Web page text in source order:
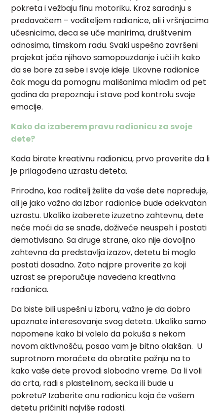
pokreta i vežbaju finu motoriku. Kroz saradnju s
predavačem – voditeljem radionice, ali i vršnjacima
učesnicima, deca se uče manirima, društvenim
odnosima, timskom radu. Svaki uspešno završeni
projekat jača njihovo samopouzdanje i uči ih kako
da se bore za sebe i svoje ideje. Likovne radionice
čak mogu da pomognu mališanima mlađim od pet
godina da prepoznaju i stave pod kontrolu svoje
emocije.
Kako da izaberem pravu radionicu za svoje
dete?
Kada birate kreativnu radionicu, prvo proverite da li
je prilagođena uzrastu deteta.
Prirodno, kao roditelj želite da vaše dete napreduje,
ali je jako važno da izbor radionice bude adekvatan
uzrastu. Ukoliko izaberete izuzetno zahtevnu, dete
neće moći da se snađe, doživeće neuspeh i postati
demotivisano. Sa druge strane, ako nije dovoljno
zahtevna da predstavlja izazov, detetu bi moglo
postati dosadno. Zato najpre proverite za koji
uzrast se preporučuje navedena kreativna
radionica.
Da biste bili uspešni u izboru, važno je da dobro
upoznate interesovanje svog deteta. Ukoliko samo
napomene kako bi volelo da pokuša s nekom
novom aktivnošću, posao vam je bitno olakšan. U
suprotnom moraćete da obratite pažnju na to
kako vaše dete provodi slobodno vreme. Da li voli
da crta, radi s plastelinom, secka ili bude u
pokretu? Izaberite onu radionicu koja će vašem
detetu pričiniti najviše radosti.